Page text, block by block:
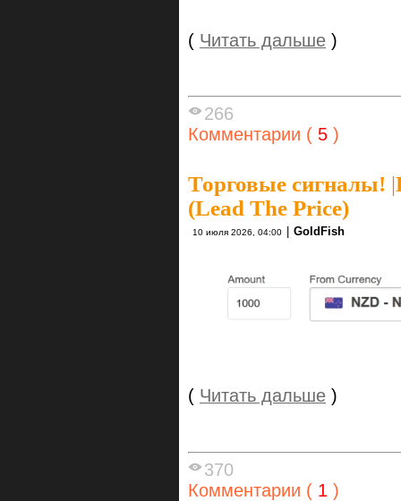
( Читать дальше )
266
Комментарии ( 5 )
Торговые сигналы! |
(Lead The Price)
10 июля 2026, 04:00 GoldFish
( Читать дальше )
370
Комментарии ( 1 )